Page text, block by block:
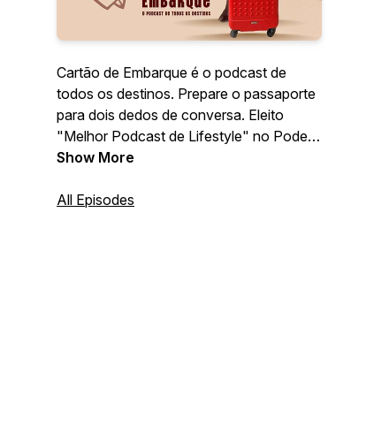
Cartão de Embarque é o podcast de
todos os destinos. Prepare o passaporte
para dois dedos de conversa. Eleito
"Melhor Podcast de Lifestyle" no Podes
- Festival de Podcasts 2022.
Show More
All Episodes